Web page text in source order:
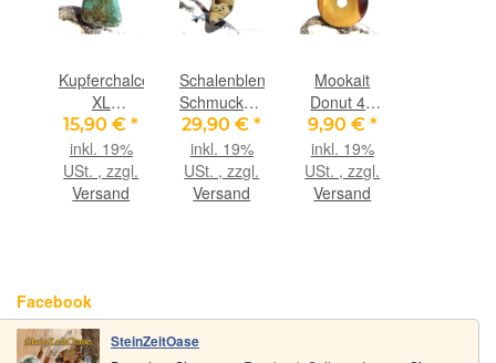
Kupferchalcedon
XL
Schmuckstein
/
Scheibenstein
gebohrt -
x 2,8 cm x
0,9 cm
15,90 €*
inkl. 19%
USt. , zzgl.
Versand
Schalenblende
Schmuckstein
/
Scheibenstein
gebohrt
(Sphalerit-
Handarbeit
- ca. 2,4 cm
29,90 €*
inkl. 19%
USt. , zzgl.
Versand
Mookait
Donut 40
mm (8 mm
stark)
9,90 € *
inkl. 19%
USt. , zzgl.
Versand
Facebook
SteinZeitOase